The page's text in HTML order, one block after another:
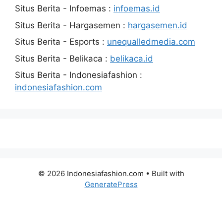
Situs Berita - Infoemas : infoemas.id
Situs Berita - Hargasemen : hargasemen.id
Situs Berita - Esports : unequalledmedia.com
Situs Berita - Belikaca : belikaca.id
Situs Berita - Indonesiafashion :
indonesiafashion.com
© 2026 Indonesiafashion.com • Built with
GeneratePress